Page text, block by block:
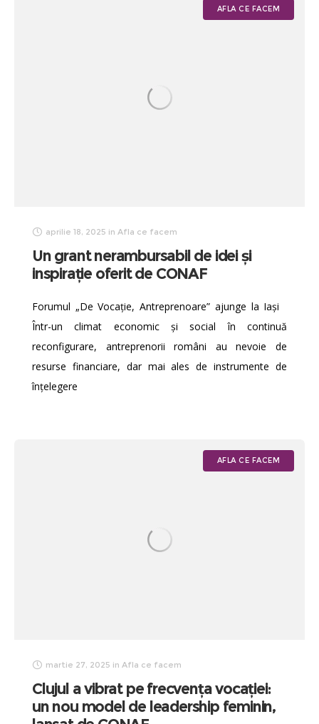
AFLA CE FACEM
aprilie 18, 2025 in Afla ce facem
Un grant nerambursabil de idei și
inspirație oferit de CONAF
Forumul „De Vocație, Antreprenoare” ajunge la Iași
Într-un climat economic și social în continuă
reconfigurare, antreprenorii români au nevoie de
resurse financiare, dar mai ales de instrumente de
înțelegere
AFLA CE FACEM
martie 27, 2025 in Afla ce facem
Clujul a vibrat pe frecvența vocației:
un nou model de leadership feminin,